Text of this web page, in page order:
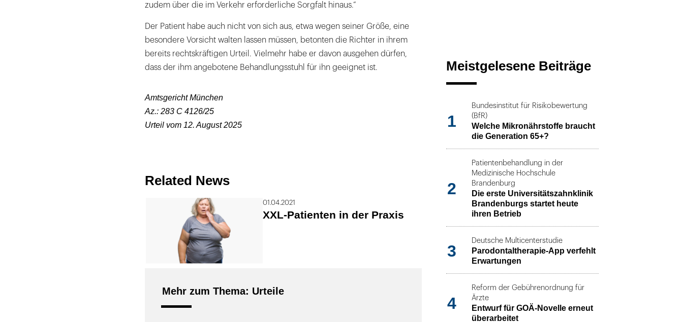
zudem über die im Verkehr erforderliche Sorgfalt hinaus.“
Der Patient habe auch nicht von sich aus, etwa wegen seiner Größe, eine
besondere Vorsicht walten lassen müssen, betonten die Richter in ihrem
bereits rechtskräftigen Urteil. Vielmehr habe er davon ausgehen dürfen,
dass der ihm angebotene Behandlungsstuhl für ihn geeignet ist.
Amtsgericht München
Az.: 283 C 4126/25
Urteil vom 12. August 2025
Related News
01.04.2021
XXL-Patienten in der Praxis
Mehr zum Thema: Urteile
Meistgelesene Beiträge
1
Bundesinstitut für Risikobewertung
(BfR)
Welche Mikronährstoffe braucht
die Generation 65+?
2
Patientenbehandlung in der
Medizinische Hochschule
Brandenburg
Die erste Universitätszahnklinik
Brandenburgs startet heute
ihren Betrieb
3
Deutsche Multicenterstudie
Parodontaltherapie-App verfehlt
Erwartungen
4
Reform der Gebührenordnung für
Ärzte
Entwurf für GOÄ-Novelle erneut
überarbeitet